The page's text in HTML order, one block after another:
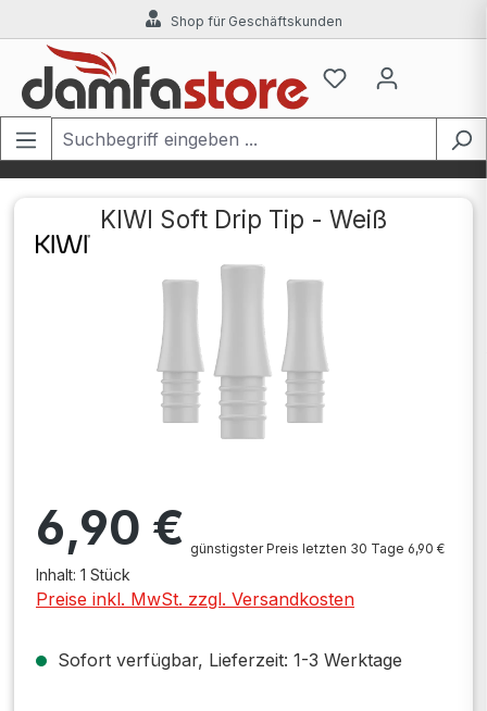
Zum Hauptinhalt springenShop für Geschäftskunden
KIWI Soft Drip Tip - Weiß
Bildergalerie überspringen
6,90 € günstigster Preis letzten 30 Tage 6,90 €
Inhalt: 1 Stück
Preise inkl. MwSt. zzgl. Versandkosten
Sofort verfügbar, Lieferzeit: 1-3 Werktage